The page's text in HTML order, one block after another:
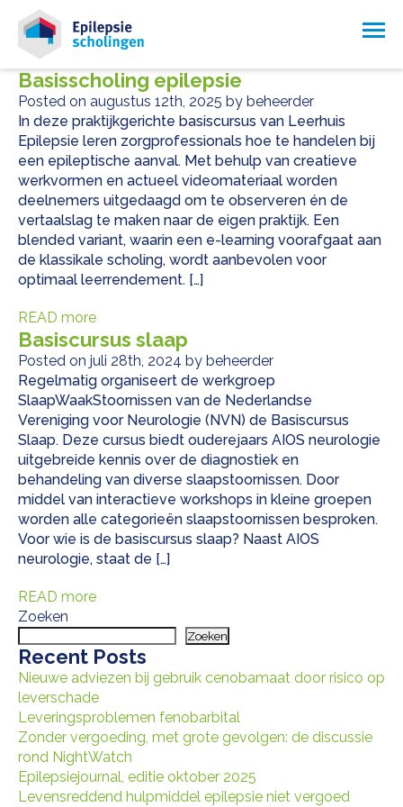
Basisscholing epilepsie
Posted on augustus 12th, 2025 by beheerder
In deze praktijkgerichte basiscursus van Leerhuis
Epilepsie leren zorgprofessionals hoe te handelen bij
een epileptische aanval. Met behulp van creatieve
werkvormen en actueel videomateriaal worden
deelnemers uitgedaagd om te observeren én de
vertaalslag te maken naar de eigen praktijk. Een
blended variant, waarin een e-learning voorafgaat aan
de klassikale scholing, wordt aanbevolen voor
optimaal leerrendement. […]
READ more
Basiscursus slaap
Posted on juli 28th, 2024 by beheerder
Regelmatig organiseert de werkgroep
SlaapWaakStoornissen van de Nederlandse
Vereniging voor Neurologie (NVN) de Basiscursus
Slaap. Deze cursus biedt ouderejaars AIOS neurologie
uitgebreide kennis over de diagnostiek en
behandeling van diverse slaapstoornissen. Door
middel van interactieve workshops in kleine groepen
worden alle categorieën slaapstoornissen besproken.
Voor wie is de basiscursus slaap? Naast AIOS
neurologie, staat de […]
READ more
Zoeken
Zoeken
Recent Posts
Nieuwe adviezen bij gebruik cenobamaat door risico op
leverschade
Leveringsproblemen fenobarbital
Zonder vergoeding, met grote gevolgen: de discussie
rond NightWatch
Epilepsiejournal, editie oktober 2025
Levensreddend hulpmiddel epilepsie niet vergoed